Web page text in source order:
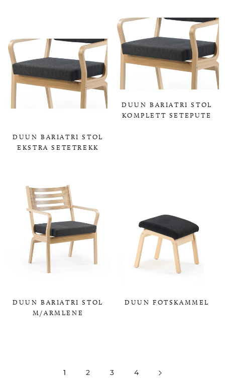
DUUN BARIATRI STOL
EKSTRA SETETREKK
DUUN BARIATRI STOL
KOMPLETT SETEPUTE
DUUN BARIATRI STOL
M/ARMLENE
DUUN FOTSKAMMEL
1 2 3 4